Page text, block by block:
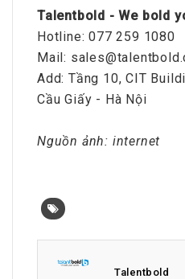
Talentbold - We bold
Hotline: 077 259 1080
Mail:
Add: Tầng 10, CIT
Cầu Giấy - Hà Nội
Nguồn ảnh: internet
Talentbold